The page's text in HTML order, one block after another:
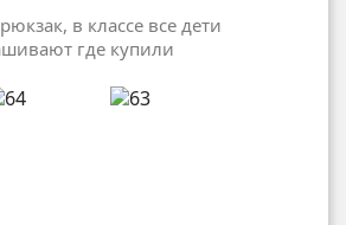
в классе все дети
где купили